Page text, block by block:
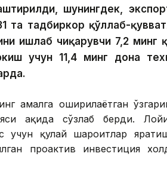
шунингдек,
та тадбиркор қўллаб-
ишлаб чиқарувчи 7,2 минг
учун 11,4 минг дона
амалга оширилаётган
ҳақида сўзлаб берди.
қулай шароитлар
проактив инвестиция